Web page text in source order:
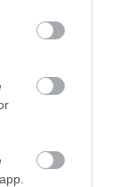
hogy a
és
érintett